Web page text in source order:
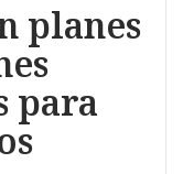
planes
para